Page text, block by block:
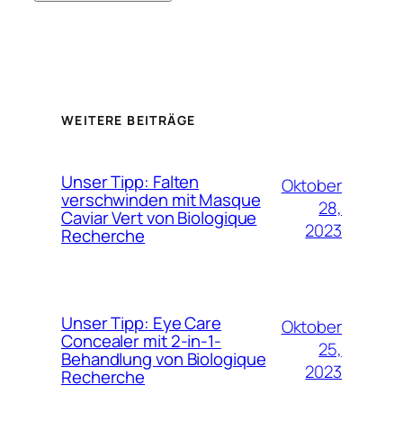
WEITERE BEITRÄGE
Unser Tipp: Falten
verschwinden mit Masque
Caviar Vert von Biologique
Recherche
Oktober
28,
2023
Unser Tipp: Eye Care
Concealer mit 2-in-1-
Behandlung von Biologique
Recherche
Oktober
25,
2023